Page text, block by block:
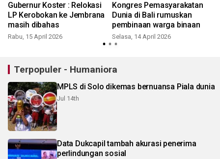
Gubernur Koster : Relokasi
LP Kerobokan ke Jembrana
masih dibahas
Rabu, 15 April 2026
Kongres Pemasyarakatan
Dunia di Bali rumuskan
pembinaan warga binaan
Selasa, 14 April 2026
Terpopuler - Humaniora
MPLS di Solo dikemas bernuansa Piala dunia
Jul 14th
Data Dukcapil tambah akurasi penerima
perlindungan sosial